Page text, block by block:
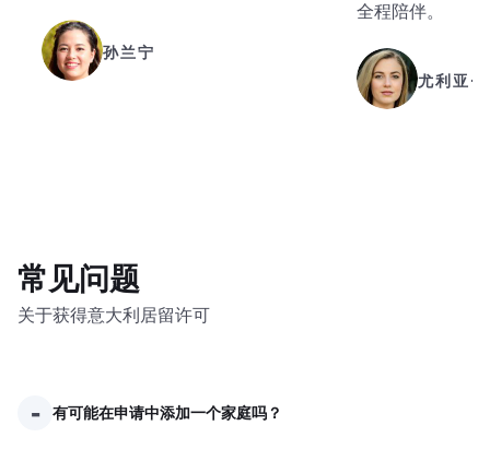
孙兰宁
全程陪伴。
尤利亚·
常见问题
关于获得意大利居留许可
- 有可能在申请中添加一个家庭吗？